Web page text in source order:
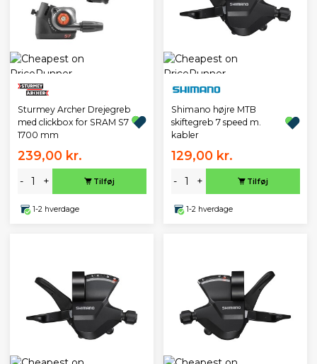
Sturmey Archer Drejegreb
med clickbox for SRAM S7
1700 mm
239,00 kr.
- + Tilføj
1-2 hverdage
Shimano højre MTB
skiftegreb 7 speed m.
kabler
129,00 kr.
- + Tilføj
1-2 hverdage